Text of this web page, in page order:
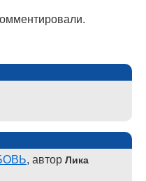
, автор Лика